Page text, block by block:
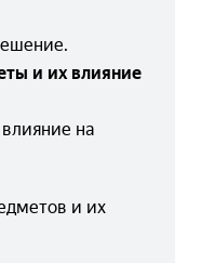
и их влияние
на
и их